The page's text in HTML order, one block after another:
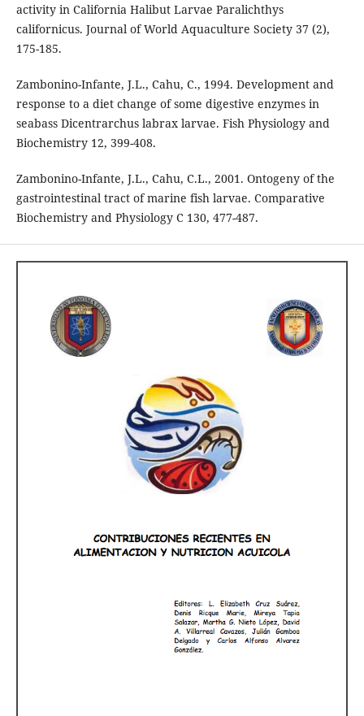
activity in California Halibut Larvae Paralichthys
californicus. Journal of World Aquaculture Society 37 (2),
175-185.
Zambonino-Infante, J.L., Cahu, C., 1994. Development and
response to a diet change of some digestive enzymes in
seabass Dicentrarchus labrax larvae. Fish Physiology and
Biochemistry 12, 399-408.
Zambonino-Infante, J.L., Cahu, C.L., 2001. Ontogeny of the
gastrointestinal tract of marine fish larvae. Comparative
Biochemistry and Physiology C 130, 477-487.